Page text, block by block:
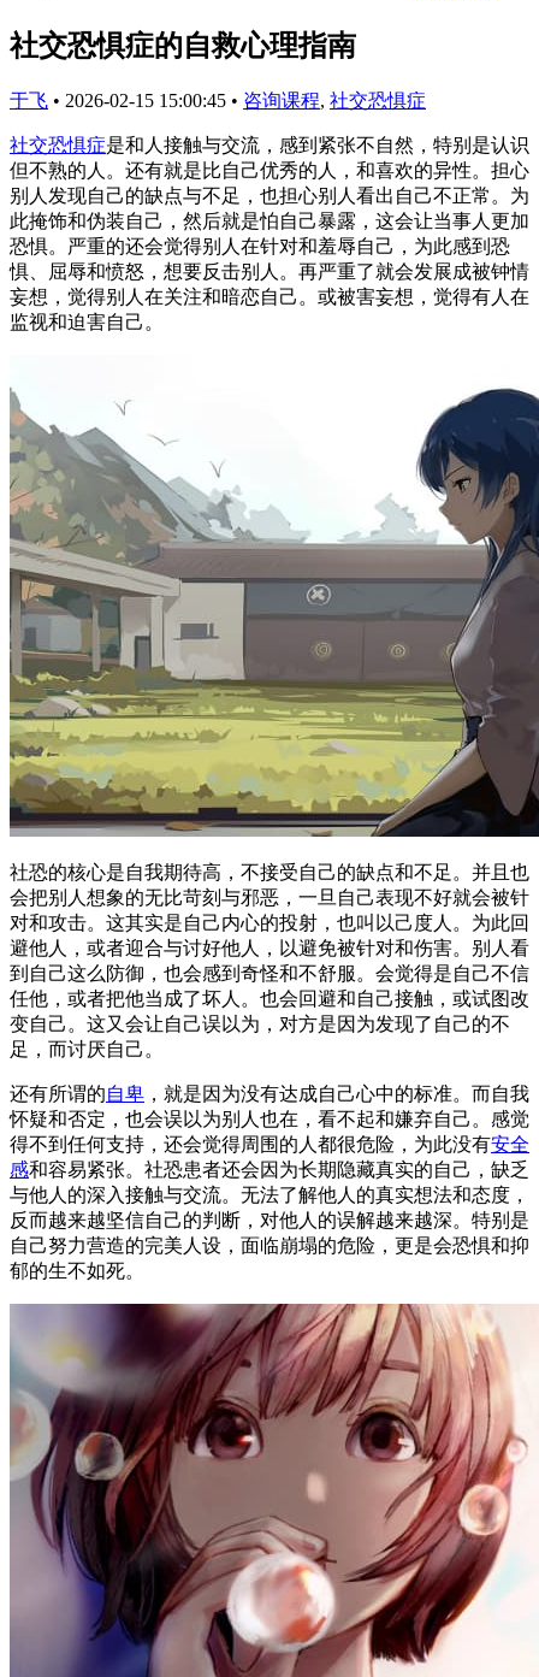
社交恐惧症的自救心理指南
于飞 • 2026-02-15 15:00:45 • 咨询课程, 社交恐惧症
社交恐惧症是和人接触与交流，感到紧张不自然，特别是认识
但不熟的人。还有就是比自己优秀的人，和喜欢的异性。担心
别人发现自己的缺点与不足，也担心别人看出自己不正常。为
此掩饰和伪装自己，然后就是怕自己暴露，这会让当事人更加
恐惧。严重的还会觉得别人在针对和羞辱自己，为此感到恐
惧、屈辱和愤怒，想要反击别人。再严重了就会发展成被钟情
妄想，觉得别人在关注和暗恋自己。或被害妄想，觉得有人在
监视和迫害自己。
社恐的核心是自我期待高，不接受自己的缺点和不足。并且也
会把别人想象的无比苛刻与邪恶，一旦自己表现不好就会被针
对和攻击。这其实是自己内心的投射，也叫以己度人。为此回
避他人，或者迎合与讨好他人，以避免被针对和伤害。别人看
到自己这么防御，也会感到奇怪和不舒服。会觉得是自己不信
任他，或者把他当成了坏人。也会回避和自己接触，或试图改
变自己。这又会让自己误以为，对方是因为发现了自己的不
足，而讨厌自己。
还有所谓的自卑 ，就是因为没有达成自己心中的标准。而自我
怀疑和否定，也会误以为别人也在，看不起和嫌弃自己。感觉
得不到任何支持，还会觉得周围的人都很危险，为此没有安全
感和容易紧张。社恐患者还会因为长期隐藏真实的自己，缺乏
与他人的深入接触与交流。无法了解他人的真实想法和态度，
反而越来越坚信自己的判断，对他人的误解越来越深。特别是
自己努力营造的完美人设，面临崩塌的危险，更是会恐惧和抑
郁的生不如死。